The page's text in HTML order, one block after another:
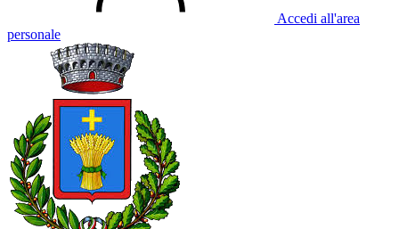
Accedi all'area
personale